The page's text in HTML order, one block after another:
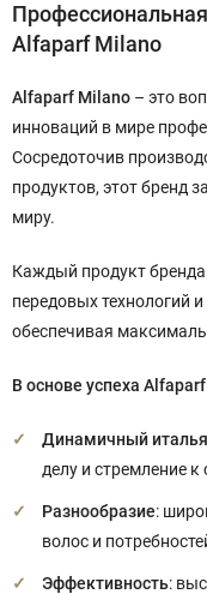
Alfaparf Milano
Alfaparf Milano – это
инноваций в мире
Сосредоточив
продуктов, этот бренд
миру.
Каждый продукт
передовых технологий
обеспечивая
В основе успеха
Динамичный
делу и стремление к
Разнообразие:
волос и
Эффективность: